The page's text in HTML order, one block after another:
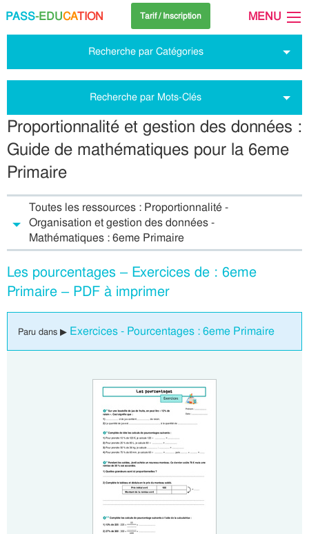
PASS-EDUCATION Tarif / Inscription MENU
Recherche par Catégories
Recherche par Mots-Clés
Proportionnalité et gestion des données :
Guide de mathématiques pour la 6eme
Primaire
Toutes les ressources : Proportionnalité -
Organisation et gestion des données -
Mathématiques : 6eme Primaire
Les pourcentages – Exercices de : 6eme
Primaire – PDF à imprimer
Paru dans ▶ Exercices - Pourcentages : 6eme Primaire